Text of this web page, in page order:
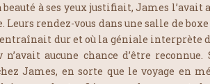
à ses yeux justifiait, James l’avait
rendez-vous dans une salle de
dur et où la géniale interprète
aucune chance d’être reconnue.
James, en sorte que le voyage en